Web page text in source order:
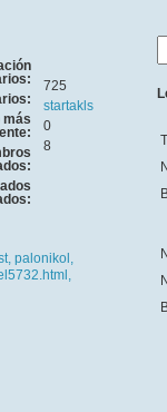
725
más
startakls
0
8
palonikol,